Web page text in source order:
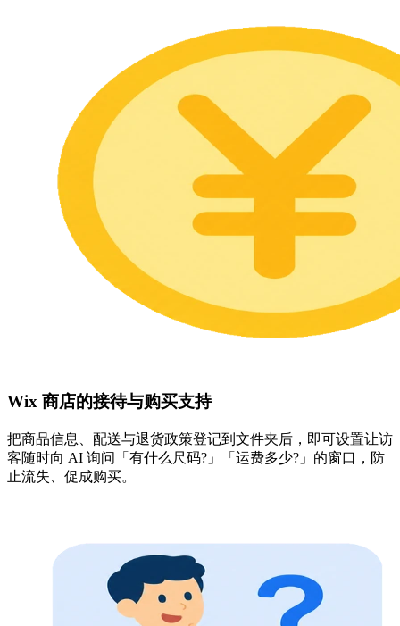
Wix 商店的接待与购买支持
把商品信息、配送与退货政策登记到文件夹后，即可设置让访
客随时向 AI 询问「有什么尺码?」「运费多少?」的窗口，防
止流失、促成购买。